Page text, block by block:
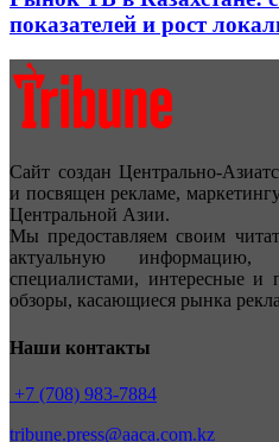
показателей и рост
Сайт создан Центрально-
и посвящен рекламе,
Центральной Азии.
Мы предоставляем своим
актуальную
специалистами, интересные и
обзоры, касающиеся рынка
Наши контакты
+7 (708) 983-7884
tribune.press@aaca.com.kz